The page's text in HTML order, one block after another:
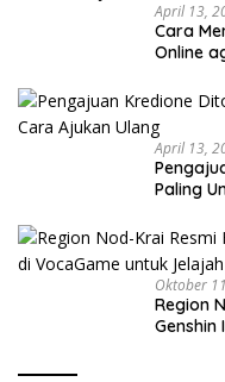
April 13,
Cara
Online
April 13,
Paling
Oktober
Region
Genshin